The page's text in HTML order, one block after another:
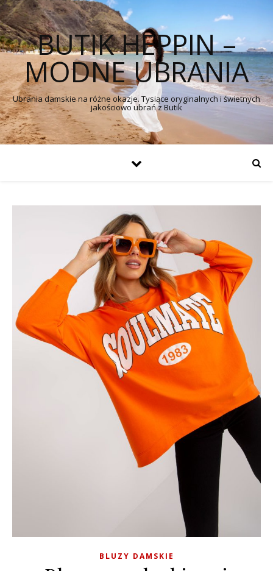
BUTIK HEPPIN –
MODNE UBRANIA
Ubrania damskie na różne okazje. Tysiące oryginalnych i świetnych
jakościowo ubrań z Butik
BLUZY DAMSKIE